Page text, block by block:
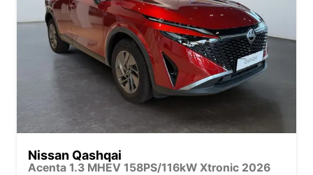
Nissan Qashqai
Acenta 1.3 MHEV 158PS/116kW Xtronic 2026